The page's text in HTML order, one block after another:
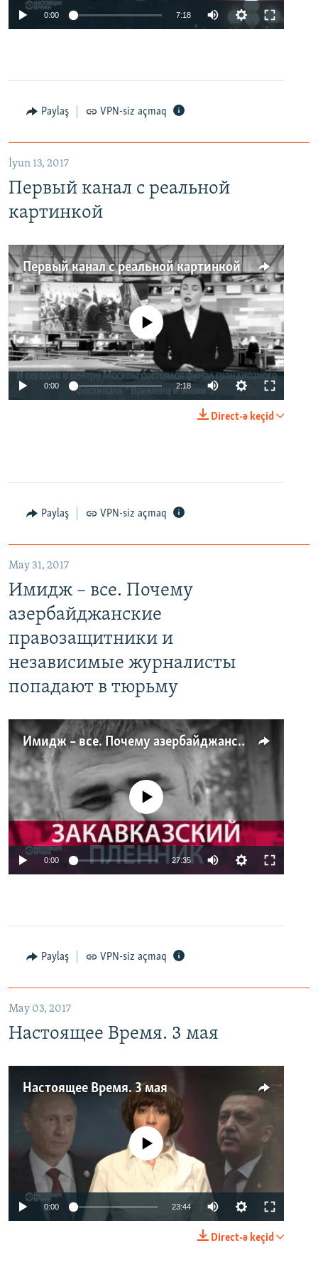
0:00 7:18
Paylaş VPN-siz açmaq
İyun 13, 2017
Первый канал с реальной
картинкой
Первый канал с реальной картинкой
No media source currently available
0:00 2:18
Direct-ə keçid
Paylaş VPN-siz açmaq
May 31, 2017
Имидж – все. Почему
азербайджанские
правозащитники и
независимые журналисты
попадают в тюрьму
Имидж – все. Почему азербайджанские правозащитники и независимые журналисты попадают в тюрьму
No media source currently available
0:00 27:35
Paylaş VPN-siz açmaq
May 03, 2017
Настоящее Время. 3 мая
Настоящее Время. 3 мая
No media source currently available
0:00 23:44
Direct-ə keçid